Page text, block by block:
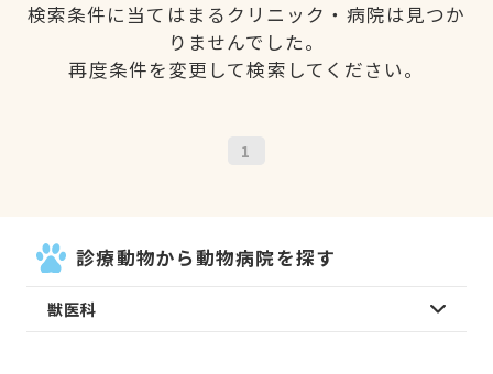
検索条件に当てはまるクリニック・病院は見つか
りませんでした。
再度条件を変更して検索してください。
1
診療動物から動物病院を探す
獣医科